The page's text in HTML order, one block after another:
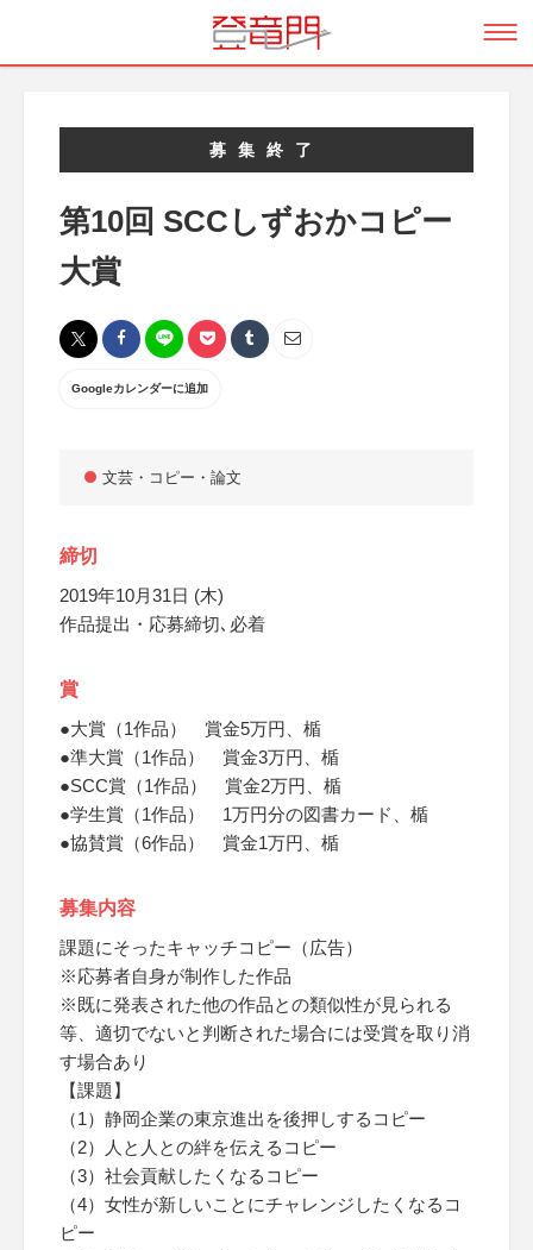
募集終了
第10回 SCCしずおかコピー
大賞
Googleカレンダーに追加
文芸・コピー・論文
締切
2019年10月31日 (木)
作品提出・応募締切､必着
賞
●大賞（1作品） 賞金5万円、楯
●準大賞（1作品） 賞金3万円、楯
●SCC賞（1作品） 賞金2万円、楯
●学生賞（1作品） 1万円分の図書カード、楯
●協賛賞（6作品） 賞金1万円、楯
募集内容
課題にそったキャッチコピー（広告）
※応募者自身が制作した作品
※既に発表された他の作品との類似性が見られる
等、適切でないと判断された場合には受賞を取り消
す場合あり
【課題】
（1）静岡企業の東京進出を後押しするコピー
（2）人と人との絆を伝えるコピー
（3）社会貢献したくなるコピー
（4）女性が新しいことにチャレンジしたくなるコ
ピー